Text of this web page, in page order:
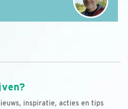
inspiratie, acties en tips